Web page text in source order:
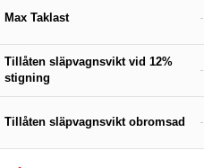
Max Taklast
Tillåten släpvagnsvikt vid 12%
stigning
Tillåten släpvagnsvikt obromsad